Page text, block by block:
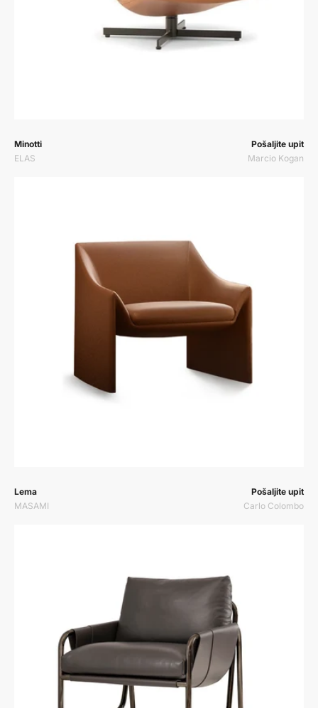
Prodavač:
Minotti
ELAS
Prodavač:
Pošaljite upit
Marcio Kogan
Prodavač:
Lema
MASAMI
Prodavač:
Pošaljite upit
Carlo Colombo